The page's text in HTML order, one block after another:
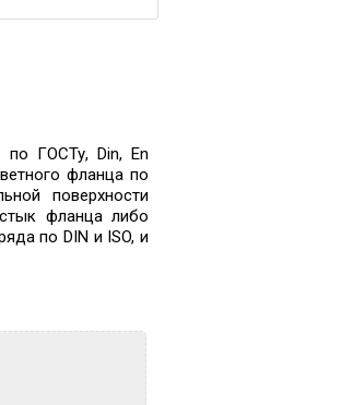
ГОСТу, Din, En
фланца по
поверхности
фланца либо
по DIN и ISO, и